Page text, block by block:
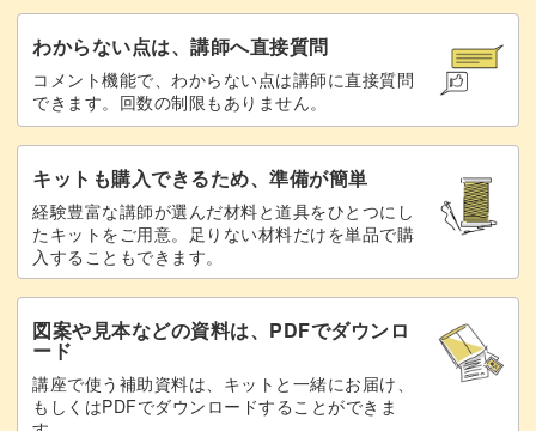
挑戦してみませんか？
レッスンでお待ちしています！
わからない点は、講師へ直接質問
コメント機能で、わからない点は講師に直接質問
できます。回数の制限もありません。
キットも購入できるため、準備が簡単
経験豊富な講師が選んだ材料と道具をひとつにし
たキットをご用意。足りない材料だけを単品で購
入することもできます。
図案や見本などの資料は、PDFでダウンロ
ード
講座で使う補助資料は、キットと一緒にお届け、
もしくはPDFでダウンロードすることができま